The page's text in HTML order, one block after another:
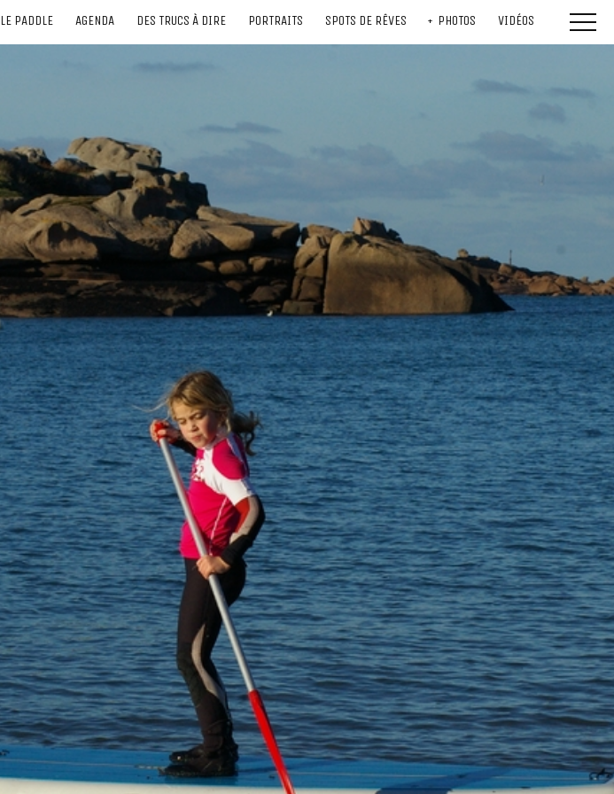
LE PADDLE AGENDA DES TRUCS À DIRE PORTRAITS SPOTS DE RÊVES PHOTOS VIDÉOS